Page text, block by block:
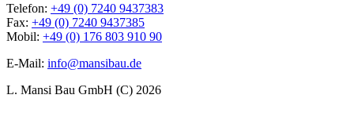
Telefon: +49 (0) 7240 9437383
Fax: +49 (0) 7240 9437385
Mobil: +49 (0) 176 803 910 90
E-Mail: info@mansibau.de
L. Mansi Bau GmbH (C) 2026